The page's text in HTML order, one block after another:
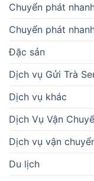
Chuyển phát
Chuyển phát
Đặc sản
Dịch vụ Gửi Trà
Dịch vụ khác
Dịch Vụ Vận
Dịch vụ vận
Du lịch